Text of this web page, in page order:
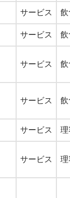
サービス 飲
サービス 飲
サービス 飲
サービス 飲
サービス 理
サービス 理